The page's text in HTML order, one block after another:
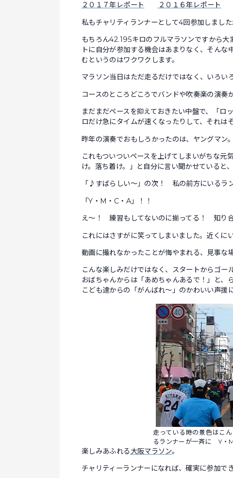
２０１７年レポート
２０１６年レポート
私もチャリティランナーとして4回参加しまし
もちろん42.195キロのフルマラソンですから
トに自分が参加する機会はあまりなく、そん
むというのはワクワクします。
マラソン当日はただ走るだけではなく、いろい
コースのところどころでバンドや吹奏楽の演奏
まだまだペースを抑えておきたい中盤で、「ロ
ロだけ急にタイムが速くなったりして、それは
昨年の演奏でおもしろかったのは、ヤングマン。
これもついついペースを上げてしまいがちな元
け。落ち着け。」と自分に言い聞かせていると
「♪すばらしい～」の次！ 私の前方にいるラ
「Y・M・C・A」！！
え～！ 練習もしてないのに揃ってる！ 知り合
これにはさすがに笑ってしまいました。近く
動画に撮れなかったことが悔やまれる、見事な
こんな楽しみだけではなく、スタートからゴー
おばちゃんからは「あめちゃんあるで！」と、
こども達からの「がんばれ～」のかわいい声援
走っている時の景色はこ
るランナーが一斉に Y・
楽しみあふれる 大阪マラソン。
チャリティーランナーになれば、確実に参加で